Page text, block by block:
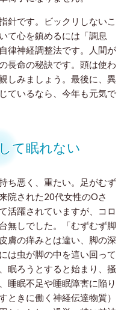
針です。ビックリしないこ
て心を鎮めるには「調息
律神経調整法です。人間が
長命の秘訣です。頭は使わ
しみましょう。最後に、異
ているなら、今年も元気で
て眠れない
ち悪く、重たい。足がむず
院された20代女性のOさ
活躍されていますが、コロ
無しでした。「むずむず脚
膚の痒みとは違い、脚の深
は虫が脚の中を這い回って
眠ろうとすると始まり、掻
睡眠不足や睡眠障害に陥り
ときに働く神経伝達物質）